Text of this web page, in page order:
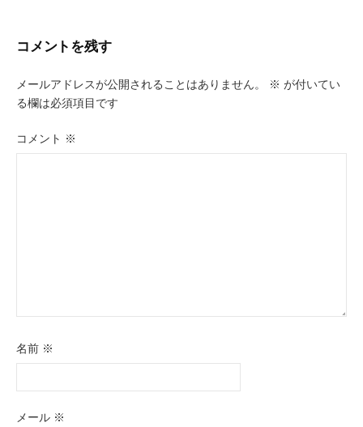
ビ
ゲ
ー
シ
コメントを残す
メールアドレスが公開されることはありません。 ※ が付いてい
る欄は必須項目です
コメント ※
名前 ※
メール ※